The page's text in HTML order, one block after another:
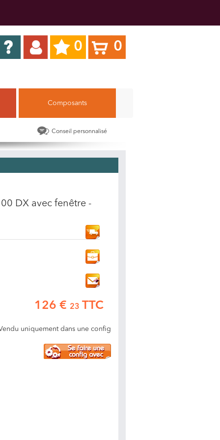
0 0
Composants
Conseil personnalisé
DX avec fenêtre -
126 € 23 TTC
uniquement dans une config